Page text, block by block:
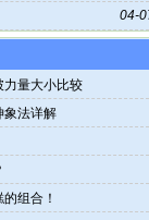
04-
力量大小比较
象法详解
组合！